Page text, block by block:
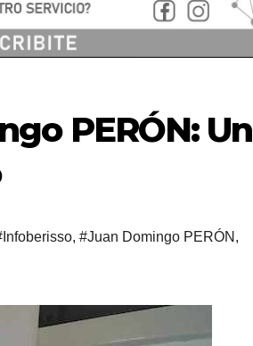
PERÓN: Un
, #Juan Domingo PERÓN ,